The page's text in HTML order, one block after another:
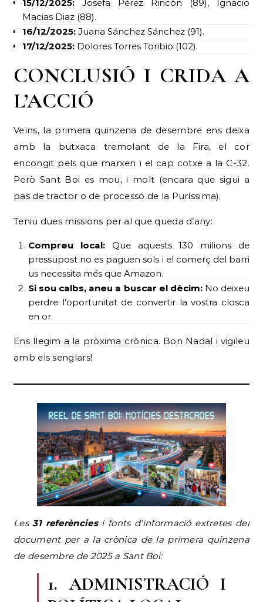
15/12/2025: Josefa Pérez Rincón (89), Ignacio
Macias Diaz (88).
16/12/2025: Juana Sánchez Sánchez (91).
17/12/2025: Dolores Torres Toribio (102).
CONCLUSIÓ I CRIDA A
L’ACCIÓ
Veïns, la primera quinzena de desembre ens deixa
amb la butxaca tremolant de la Fira, el cor
encongit pels que marxen i el cap cotxe a la C-32.
Però Sant Boi es mou, i molt (encara que sigui a
pas de tractor o de processó de la Puríssima).
Teniu dues missions per al que queda d’any:
Compreu local:Que aquests 130 milions de
pressupost no es paguen sols i el comerç del barri
us necessita més que Amazon.
Si sou calbs, aneu a buscar el dècim:No deixeu
perdre l’oportunitat de convertir la vostra closca
en or.
Ens llegim a la pròxima crònica. Bon Nadal i vigileu
amb els senglars!
Les31 referències i fonts d’informació extretes del
document per a la crònica de la primera quinzena
de desembre de 2025 a Sant Boi:
1. ADMINISTRACIÓ I